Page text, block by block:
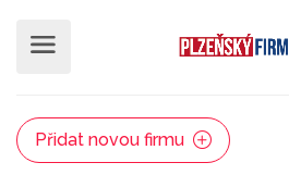
Přidat novou firmu